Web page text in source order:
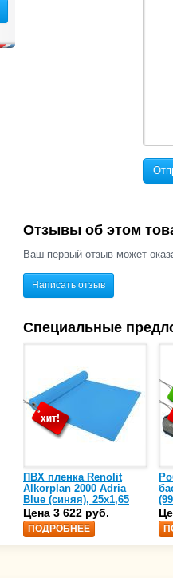
Отзывы об этом
Ваш первый отзыв может
Написать отзыв
Специальные
ПВХ пленка Renolit
Alkorplan 2000 Adria
Blue (синяя), 25х1,65
(35216203)
Цена 3 622 руб.
ПОДРОБНЕЕ